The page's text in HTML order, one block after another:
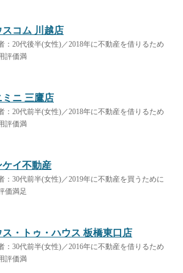
スコム 川越店
：20代後半(女性)／2018年に不動産を借りるため
評価満
ミニ 三鷹店
：20代前半(女性)／2018年に不動産を借りるため
評価満
ケイ不動産
：30代前半(女性)／2019年に不動産を買うために
価満足
ス・トゥ・ハウス 板橋東口店
：30代前半(女性)／2016年に不動産を借りるため
評価満